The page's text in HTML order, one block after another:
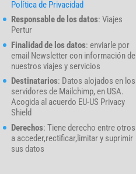
Política de Privacidad
Responsable de los datos: Viajes
Pertur
Finalidad de los datos: enviarle por
email Newsletter con información de
nuestros viajes y servicios
Destinatarios: Datos alojados en los
servidores de Mailchimp, en USA.
Acogida al acuerdo EU-US Privacy
Shield
Derechos: Tiene derecho entre otros
a acceder,rectificar,limitar y suprimir
sus datos